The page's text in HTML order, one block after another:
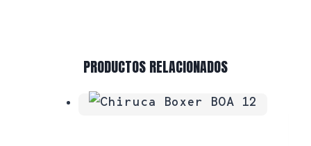
PRODUCTOS RELACIONADOS